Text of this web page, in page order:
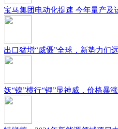
宝马集团电动化提速 今年量产及
出口猛增“威慑”全球，新势力们
妖“镍”横行“锂”显神威，价格暴